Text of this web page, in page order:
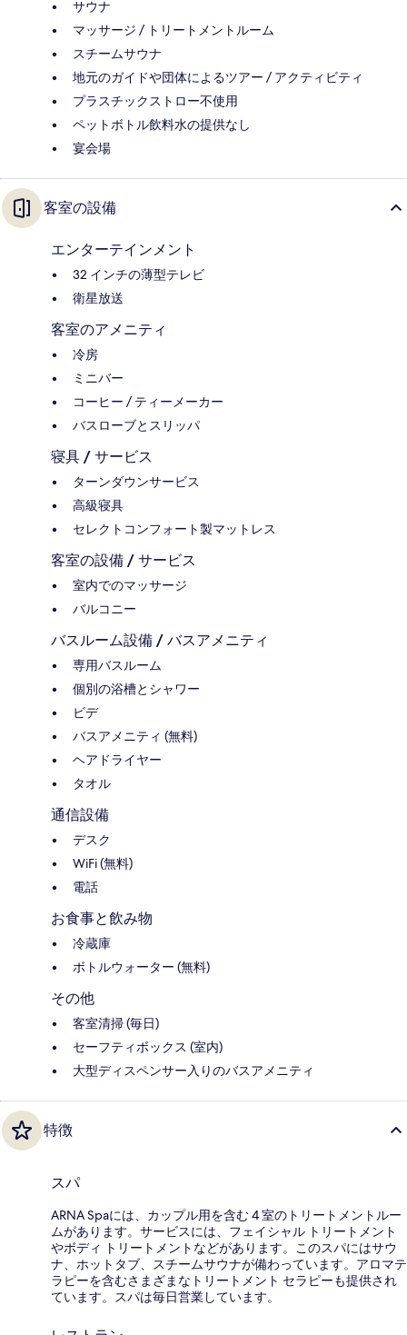
サウナ
マッサージ / トリートメントルーム
スチームサウナ
地元のガイドや団体によるツアー / アクティビティ
プラスチックストロー不使用
ペットボトル飲料水の提供なし
宴会場
客室の設備
エンターテインメント
32 インチの薄型テレビ
衛星放送
客室のアメニティ
冷房
ミニバー
コーヒー / ティーメーカー
バスローブとスリッパ
寝具 / サービス
ターンダウンサービス
高級寝具
セレクトコンフォート製マットレス
客室の設備 / サービス
室内でのマッサージ
バルコニー
バスルーム設備 / バスアメニティ
専用バスルーム
個別の浴槽とシャワー
ビデ
バスアメニティ (無料)
ヘアドライヤー
タオル
通信設備
デスク
WiFi (無料)
電話
お食事と飲み物
冷蔵庫
ボトルウォーター (無料)
その他
客室清掃 (毎日)
セーフティボックス (室内)
大型ディスペンサー入りのバスアメニティ
特徴
スパ
ARNA Spaには、カップル用を含む 4 室のトリートメントルー
ムがあります。サービスには、フェイシャル トリートメント
やボディ トリートメントなどがあります。このスパにはサウ
ナ、ホットタブ、スチームサウナが備わっています。アロマテ
ラピーを含むさまざまなトリートメント セラピーも提供され
ています。スパは毎日営業しています。